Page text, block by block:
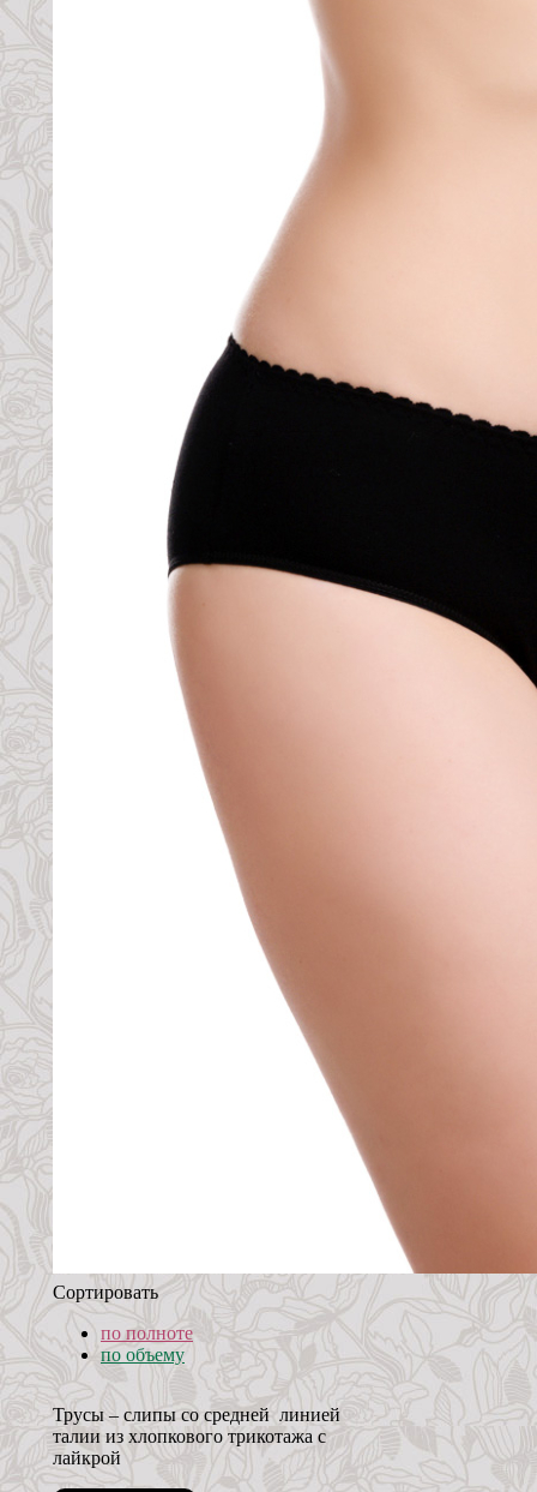
Сортировать
по полноте
по объему
Трусы – слипы со средней линией
талии из хлопкового трикотажа с
лайкрой